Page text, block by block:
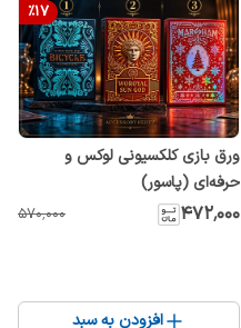
%17
ورق بازی کلکسیونی لوکس و
حرفه‌ای (پاسور)
۴۷۲٬۰۰۰ ۵۷۰٬۰۰۰
افزودن به سبد